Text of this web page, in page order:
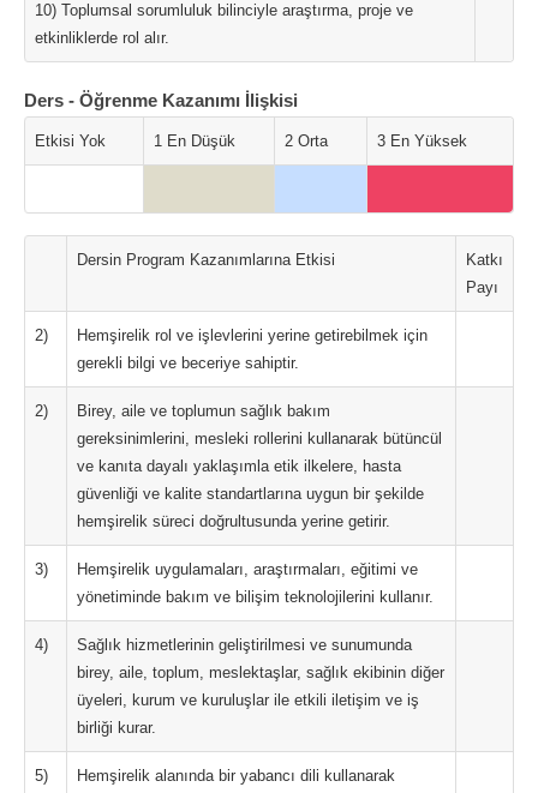
10) Toplumsal sorumluluk bilinciyle araştırma, proje ve
etkinliklerde rol alır.
Ders - Öğrenme Kazanımı İlişkisi
Etkisi Yok 1 En Düşük 2 Orta 3 En Yüksek
Dersin Program Kazanımlarına Etkisi
Katkı
Payı
2)
Hemşirelik rol ve işlevlerini yerine getirebilmek için
gerekli bilgi ve beceriye sahiptir.
2)
Birey, aile ve toplumun sağlık bakım
gereksinimlerini, mesleki rollerini kullanarak bütüncül
ve kanıta dayalı yaklaşımla etik ilkelere, hasta
güvenliği ve kalite standartlarına uygun bir şekilde
hemşirelik süreci doğrultusunda yerine getirir.
3)
Hemşirelik uygulamaları, araştırmaları, eğitimi ve
yönetiminde bakım ve bilişim teknolojilerini kullanır.
4)
Sağlık hizmetlerinin geliştirilmesi ve sunumunda
birey, aile, toplum, meslektaşlar, sağlık ekibinin diğer
üyeleri, kurum ve kuruluşlar ile etkili iletişim ve iş
birliği kurar.
5)
Hemşirelik alanında bir yabancı dili kullanarak